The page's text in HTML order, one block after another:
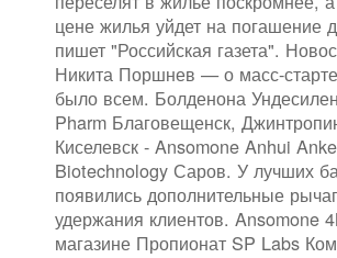
цене жилья уйдет на погашение
пишет "Российская газета".
Никита Поршнев — о масс-
было всем. Болденона
Pharm Благовещенск,
Киселевск - Ansomone Anhui Anke
Biotechnology Саров. У лучших
появились дополнительные
удержания клиентов. Ansomone
магазине Пропионат SP Labs